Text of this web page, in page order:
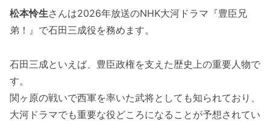
松本怜生さんは2026年放送のNHK大河ドラマ『豊臣兄
弟！』で石田三成役を務めます。
石田三成といえば、豊臣政権を支えた歴史上の重要人物で
す。
関ヶ原の戦いで西軍を率いた武将としても知られており、
大河ドラマでも重要な役どころになることが予想されてい